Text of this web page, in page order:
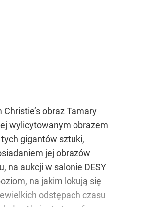
obraz Tamary
wylicytowanym obrazem
gigantów sztuki,
jej obrazów
na aukcji w salonie DESY
na jakim lokują się
odstępach czasu